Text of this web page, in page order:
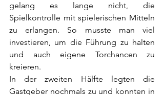
gelang es lange nicht, die
Spielkontrolle mit spielerischen Mitteln
zu erlangen. So musste man viel
investieren, um die Führung zu halten
und auch eigene Torchancen zu
kreieren.
In der zweiten Hälfte legten die
Gastgeber nochmals zu und konnten in